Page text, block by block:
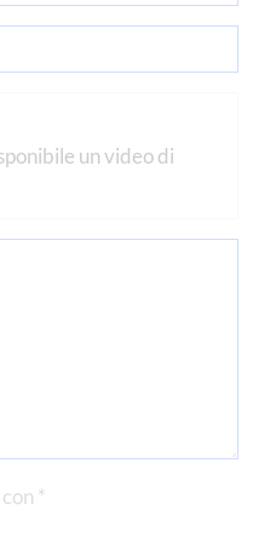
un video di
*